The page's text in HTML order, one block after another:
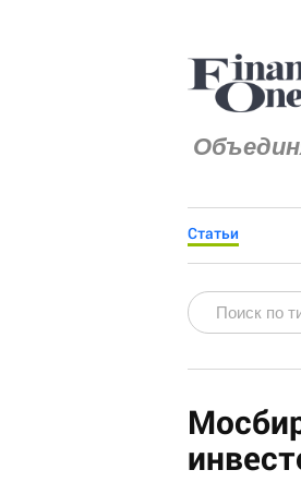
Статьи